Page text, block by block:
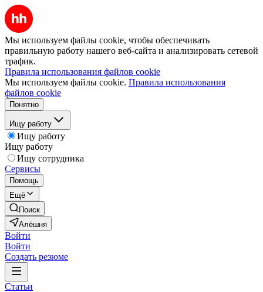
Мы используем файлы cookie, чтобы обеспечивать
правильную работу нашего веб-сайта и анализировать сетевой
трафик.
Правила использования файлов cookie
Мы используем файлы cookie. Правила использования
файлов cookie
Понятно
Ищу работу
Ищу работу
Ищу работу
Ищу сотрудника
Сервисы
Помощь
Ещё
Поиск
Алёшня
Войти
Войти
Создать резюме
Статьи